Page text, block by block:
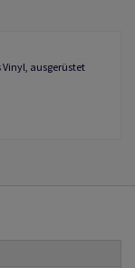
Vinyl, ausgerüstet